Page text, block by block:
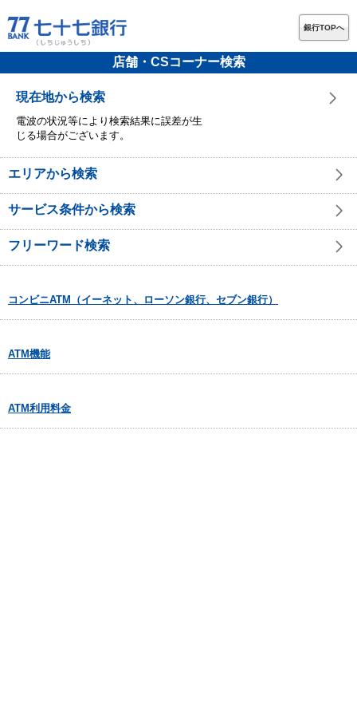
銀行TOPへ
店舗・CSコーナー検索
現在地から検索
電波の状況等により検索結果に誤差が生
じる場合がございます。
エリアから検索
サービス条件から検索
フリーワード検索
コンビニATM（イーネット、ローソン銀行、セブン銀行）
ATM機能
ATM利用料金